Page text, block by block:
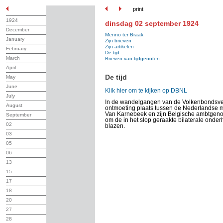
print
1924
December
January
February
March
April
May
June
July
August
September
02
03
05
06
13
15
17
18
20
27
28
dinsdag 02 september 1924
Menno ter Braak
Zijn brieven
Zijn artikelen
De tijd
Brieven van tijdgenoten
De tijd
Klik hier om te kijken op DBNL
In de wandelgangen van de
ontmoeting plaats tussen de Nederlandse
Van Karnebeek en zijn Belgische
om de in het slop geraakte bilaterale
blazen.